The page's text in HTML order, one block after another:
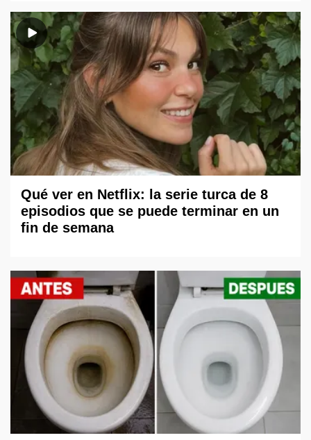
Qué ver en Netflix: la serie turca de 8
episodios que se puede terminar en un
fin de semana